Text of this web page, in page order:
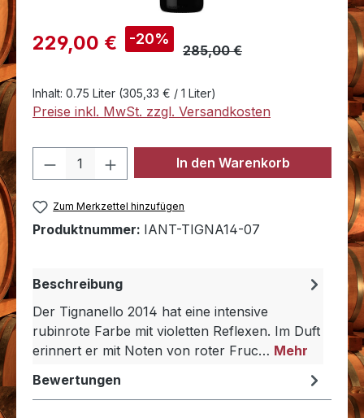
Verkaufspreis:
229,00 € -20%
285,00 €
Inhalt: 0.75 Liter (305,33 € / 1 Liter)
Preise inkl. MwSt. zzgl. Versandkosten
Produkt Anzahl: Gib den
In den Warenkorb
Zum Merkzettel hinzufügen
Produktnummer: IANT-TIGNA14-07
Beschreibung
Der Tignanello 2014 hat eine intensive
rubinrote Farbe mit violetten Reflexen. Im Duft
erinnert er mit Noten von roter Fruc… Mehr
Bewertungen